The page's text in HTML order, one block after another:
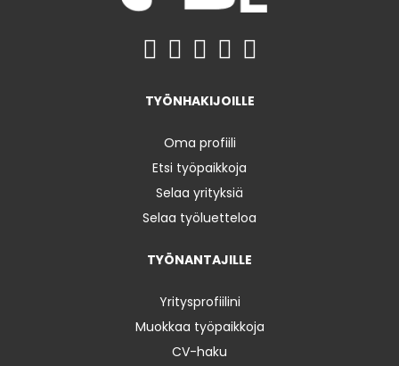
TYÖNHAKIJOILLE
Oma profiili
Etsi työpaikkoja
Selaa yrityksiä
Selaa työluetteloa
TYÖNANTAJILLE
Yritysprofiilini
Muokkaa työpaikkoja
CV-haku